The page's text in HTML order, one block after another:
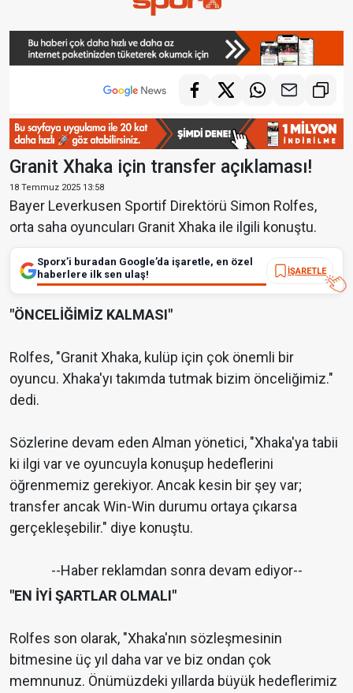
Granit Xhaka için transfer açıklaması!
18 Temmuz 2025 13:58
Bayer Leverkusen Sportif Direktörü Simon Rolfes,
orta saha oyuncuları Granit Xhaka ile ilgili konuştu.
Sporx’i buradan Google’da işaretle, en özel
haberlere ilk sen ulaş!
İŞARETLE
"ÖNCELİĞİMİZ KALMASI"
Rolfes, "Granit Xhaka, kulüp için çok önemli bir
oyuncu. Xhaka'yı takımda tutmak bizim önceliğimiz."
dedi.
Sözlerine devam eden Alman yönetici, "Xhaka'ya tabii
ki ilgi var ve oyuncuyla konuşup hedeflerini
öğrenmemiz gerekiyor. Ancak kesin bir şey var;
transfer ancak Win-Win durumu ortaya çıkarsa
gerçekleşebilir." diye konuştu.
--Haber reklamdan sonra devam ediyor--
"EN İYİ ŞARTLAR OLMALI"
Rolfes son olarak, "Xhaka'nın sözleşmesinin
bitmesine üç yıl daha var ve biz ondan çok
memnunuz. Önümüzdeki yıllarda büyük hedeflerimiz